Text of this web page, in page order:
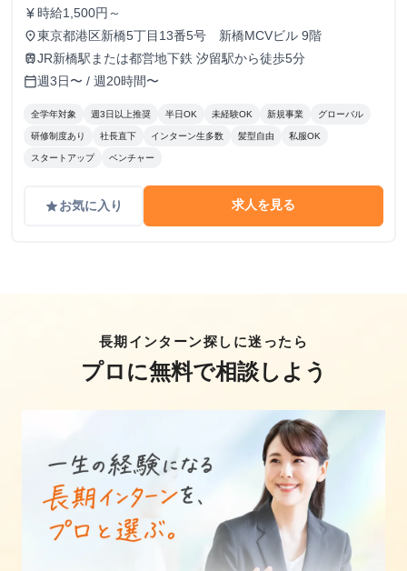
currency_yen 時給1,500円～
place東京都港区新橋5丁目13番5号 新橋MCVビル 9階
trainJR新橋駅または都営地下鉄 汐留駅から徒歩5分
calendar_today週3日〜 / 週20時間〜
全学年対象 週3日以上推奨 半日OK 未経験OK 新規事業 グローバル
研修制度あり 社長直下 インターン生多数 髪型自由 私服OK
スタートアップ ベンチャー
gradeお気に入り 求人を見る
長期インターン探しに迷ったら
プロに無料で相談しよう